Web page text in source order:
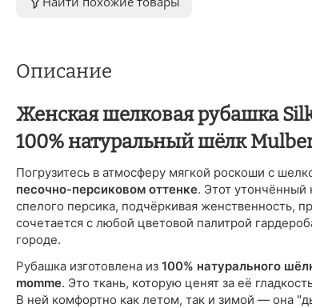
Описание
Женская шелковая рубашка
100% натуральный шёлк
Погрузитесь в атмосферу мягкой роскоши с
песочно-персиковом оттенке. Этот
спелого персика, подчёркивая женственность,
сочетается с любой цветовой палитрой
городе.
Рубашка изготовлена из 100% натурального
momme. Это ткань, которую ценят за её
В ней комфортно как летом, так и зимой — она